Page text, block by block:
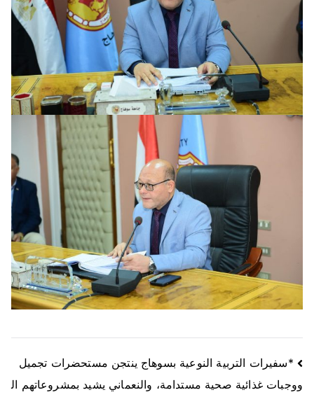
*سفيرات التربية النوعية بسوهاج ينتجن مستحضرات تجميل
ووجبات غذائية صحية مستدامة، والنعماني يشيد بمشروعاتهم ال